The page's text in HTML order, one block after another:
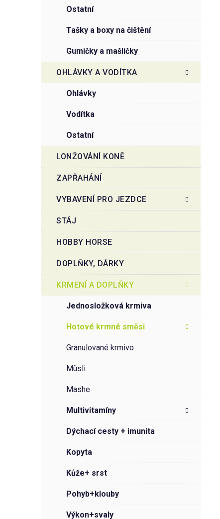
ostatní
tašky a boxy na čištění
gumičky a mašličky
OHLÁVKY A VODÍTKA
ohlávky
vodítka
ostatní
LONŽOVÁNÍ KONĚ
ZAPŘAHÁNÍ
VYBAVENÍ PRO JEZDCE
STÁJ
HOBBY HORSE
DOPLŇKY, DÁRKY
KRMENÍ A DOPLŇKY
jednosložková krmiva
hotové krmné směsi
granulované krmivo
müsli
mashe
multivitamíny
dýchací cesty + imunita
kopyta
kůže+ srst
pohyb+klouby
výkon+svaly